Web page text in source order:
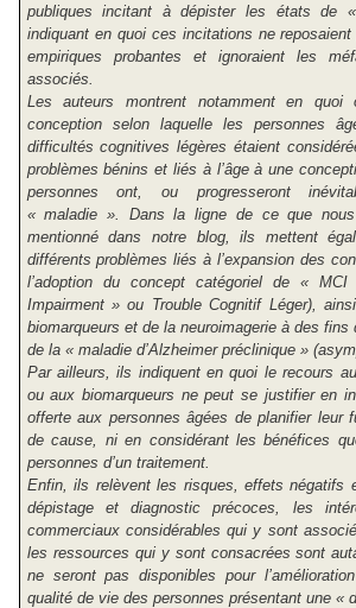
publiques incitant à dépister les états de
indiquant en quoi ces incitations ne
empiriques probantes et ignoraient les
associés.
Les auteurs montrent notamment en quoi
conception selon laquelle les personnes
difficultés cognitives légères étaient
problèmes bénins et liés à l’âge à une
personnes ont, ou progresseront
« maladie ». Dans la ligne de ce que nous
mentionné dans notre blog, ils mettent
différents problèmes liés à l’expansion des
l’adoption du concept catégoriel de «
Impairment » ou Trouble Cognitif Léger),
biomarqueurs et de la neuroimagerie à des
de la « maladie d’Alzheimer préclinique »
Par ailleurs, ils indiquent en quoi le recours
ou aux biomarqueurs ne peut se justifier en
offerte aux personnes âgées de planifier leur
de cause, ni en considérant les bénéfices
personnes d’un traitement.
Enfin, ils relèvent les risques, effets négatifs
dépistage et diagnostic précoces, les
commerciaux considérables qui y sont
les ressources qui y sont consacrées sont
ne seront pas disponibles pour
qualité de vie des personnes présentant une «